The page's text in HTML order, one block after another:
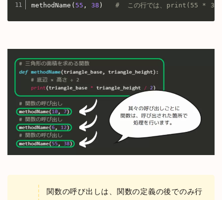
methodName ( 55 , 38 ) #  この行では、print(55 * 38
関数の呼び出しは、関数の定義の後でのみ行